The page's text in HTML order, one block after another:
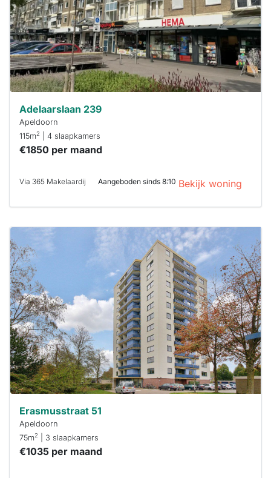
minuten
reageren.
Stekkies helpt
je hierbij!
Adelaarslaan 239
Apeldoorn
115m2 | 4 slaapkamers
€1850 per maand
Via 365 Makelaardij Aangeboden sinds 8:10 Bekijk woning
maken moet je
binnen 15
minuten
reageren.
Stekkies helpt
je hierbij!
Erasmusstraat 51
Apeldoorn
75m2 | 3 slaapkamers
€1035 per maand